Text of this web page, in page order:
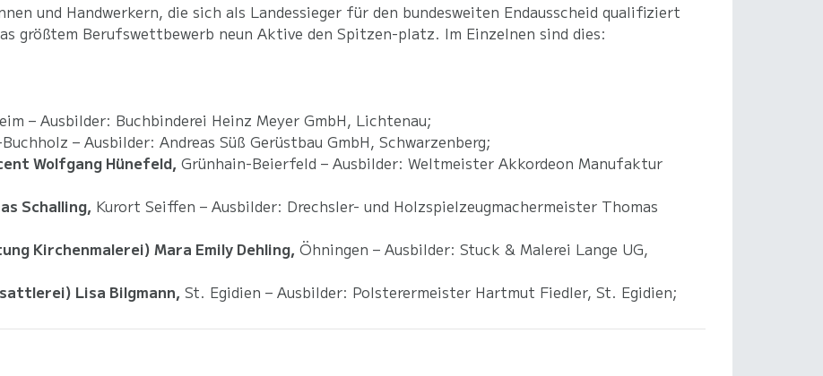
und Handwerkern, die sich als Landessieger für den bundesweiten Endausscheid qualifiziert
größtem Berufswettbewerb neun Aktive den Spitzen-platz. Im Einzelnen sind dies:
– Ausbilder: Buchbinderei Heinz Meyer GmbH, Lichtenau;
– Ausbilder: Andreas Süß Gerüstbau GmbH, Schwarzenberg;
Wolfgang Hünefeld, Grünhain-Beierfeld – Ausbilder: Weltmeister Akkordeon Manufaktur
Schalling, Kurort Seiffen – Ausbilder: Drechsler- und Holzspielzeugmachermeister Thomas
Kirchenmalerei) Mara Emily Dehling, Öhningen – Ausbilder: Stuck & Malerei Lange UG,
Lisa Bilgmann, St. Egidien – Ausbilder: Polsterermeister Hartmut Fiedler, St. Egidien;